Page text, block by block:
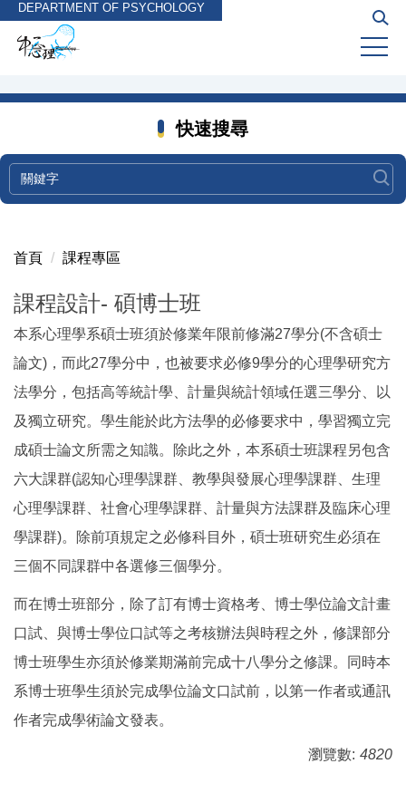
跳
到
內
DEPARTMENT OF PSYCHOLOGY
快速搜尋
首頁 課程專區
課程設計- 碩博士班
本系心理學系碩士班須於修業年限前修滿27學分(不含碩士
論文)，而此27學分中，也被要求必修9學分的心理學研究方
法學分，包括高等統計學、計量與統計領域任選三學分、以
及獨立研究。學生能於此方法學的必修要求中，學習獨立完
成碩士論文所需之知識。除此之外，本系碩士班課程另包含
六大課群(認知心理學課群、教學與發展心理學課群、生理
心理學課群、社會心理學課群、計量與方法課群及臨床心理
學課群)。除前項規定之必修科目外，碩士班研究生必須在
三個不同課群中各選修三個學分。
而在博士班部分，除了訂有博士資格考、博士學位論文計畫
口試、與博士學位口試等之考核辦法與時程之外，修課部分
博士班學生亦須於修業期滿前完成十八學分之修課。同時本
系博士班學生須於完成學位論文口試前，以第一作者或通訊
作者完成學術論文發表。
瀏覽數: 4820